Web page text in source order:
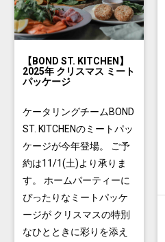
【BOND ST. KITCHEN】
2025年 クリスマス ミート
パッケージ
ケータリングチームBOND
ST. KITCHENのミートパッ
ケージが今年登場。 ご予
約は11/1(土)より承りま
す。 ホームパーティーに
ぴったりなミートパッケ
ージが クリスマスの特別
なひとときに彩りを添え